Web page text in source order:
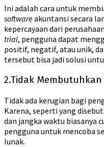
Ini adalah cara untuk
softwareakuntansi secara
kepercayaan dari
trial, pengguna dapat
positif, negatif, atau unik,
tersebut bisa jadi solusi
2.Tidak Membutuhkan
Tidak ada kerugian bagi
Karena, seperti yang
dan jangka waktu biasanya
pengguna untuk mencoba
lunak.